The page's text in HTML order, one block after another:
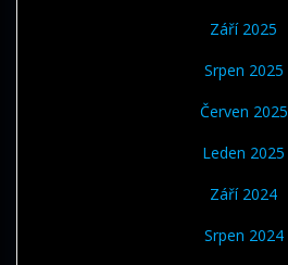
Září 2025
Srpen 2025
Červen 2025
Leden 2025
Září 2024
Srpen 2024